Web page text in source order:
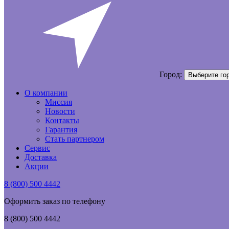
Город: Выберите
О компании
Миссия
Новости
Контакты
Гарантия
Стать партнером
Сервис
Доставка
Акции
8 (800) 500 4442
Оформить заказ по телефону
8 (800) 500 4442